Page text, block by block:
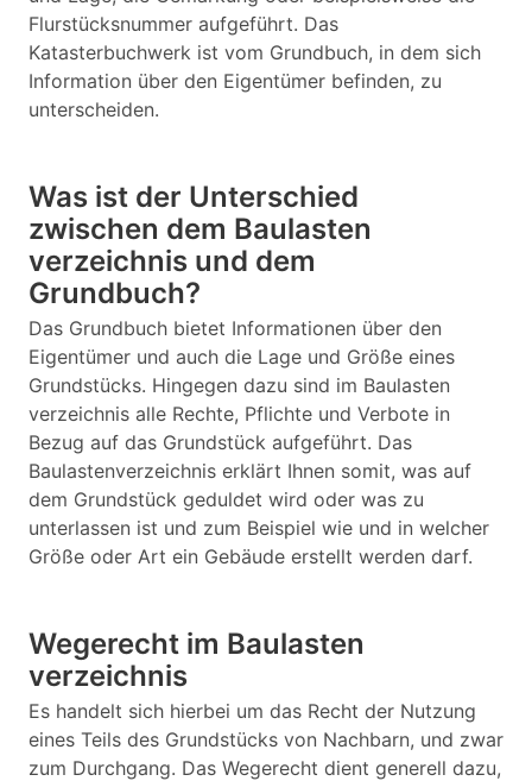
Flurstücksnummer aufgeführt. Das
Katasterbuchwerk ist vom Grundbuch, in dem sich
Information über den Eigentümer befinden, zu
unterscheiden.
Was ist der Unterschied
zwischen dem Baulasten
verzeichnis und dem
Grundbuch?
Das Grundbuch bietet Informationen über den
Eigentümer und auch die Lage und Größe eines
Grundstücks. Hingegen dazu sind im Baulasten
verzeichnis alle Rechte, Pflichte und Verbote in
Bezug auf das Grundstück aufgeführt. Das
Baulastenverzeichnis erklärt Ihnen somit, was auf
dem Grundstück geduldet wird oder was zu
unterlassen ist und zum Beispiel wie und in welcher
Größe oder Art ein Gebäude erstellt werden darf.
Wegerecht im Baulasten
verzeichnis
Es handelt sich hierbei um das Recht der Nutzung
eines Teils des Grundstücks von Nachbarn, und zwar
zum Durchgang. Das Wegerecht dient generell dazu,